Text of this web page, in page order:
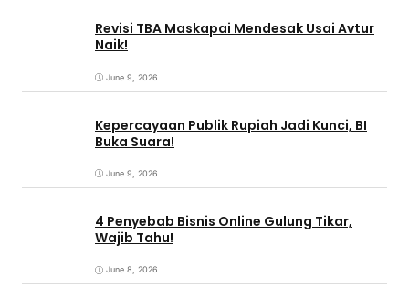
Revisi TBA Maskapai Mendesak Usai Avtur
Naik!
June 9, 2026
Kepercayaan Publik Rupiah Jadi Kunci, BI
Buka Suara!
June 9, 2026
4 Penyebab Bisnis Online Gulung Tikar,
Wajib Tahu!
June 8, 2026